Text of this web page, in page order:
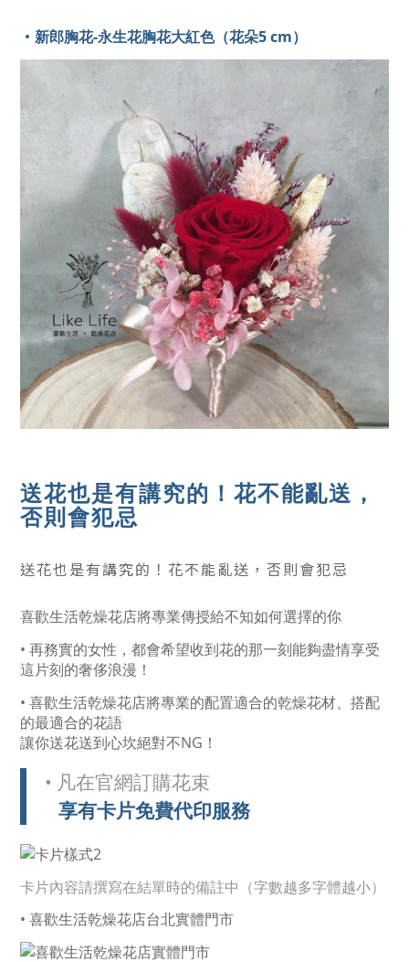
• 新郎胸花-永生花胸花大紅色（花朵5 cm）
送花也是有講究的！花不能亂送，
否則會犯忌
送花也是有講究的！花不能亂送，否則會犯忌
喜歡生活乾燥花店將專業傳授給不知如何選擇的你
• 再務實的女性，都會希望收到花的那一刻能夠盡情享受
這片刻的奢侈浪漫！
• 喜歡生活乾燥花店將專業的配置適合的乾燥花材、搭配
的最適合的花語
讓你送花送到心坎絕對不NG！
• 凡在官網訂購花束
享有卡片免費代印服務
卡片內容請撰寫在結單時的備註中（字數越多字體越小）
• 喜歡生活乾燥花店台北實體門市